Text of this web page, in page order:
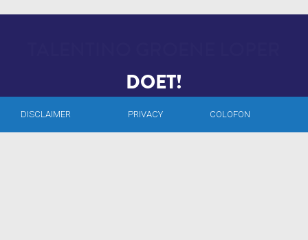
DISCLAIMER PRIVACY COLOFON